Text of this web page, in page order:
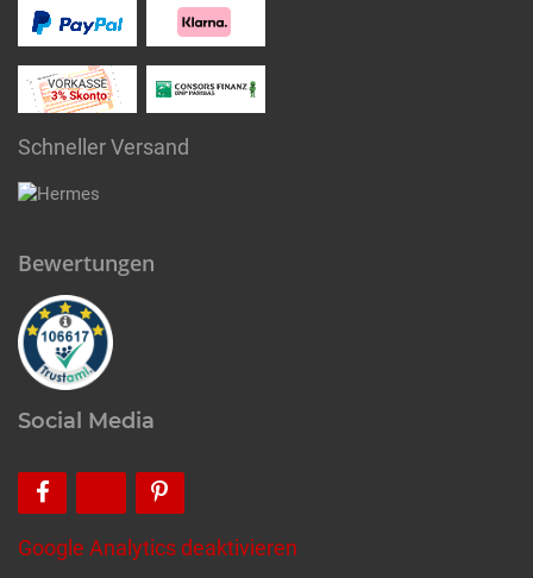
Schneller Versand
Bewertungen
Social Media
Google Analytics deaktivieren